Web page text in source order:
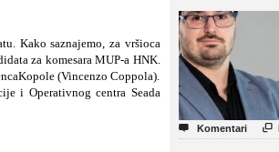
Kako saznajemo, za vršioca
za komesara MUP-a HNK.
(Vincenzo Coppola).
i Operativnog centra Seada
 Komentari 